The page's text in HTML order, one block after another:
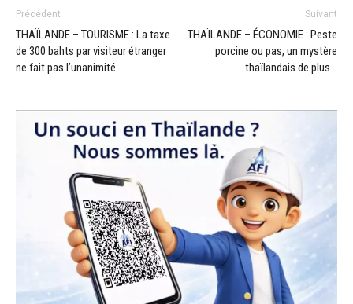
Précédent
THAÏLANDE – TOURISME : La taxe
de 300 bahts par visiteur étranger
ne fait pas l’unanimité
Suivant
THAÏLANDE – ÉCONOMIE : Peste
porcine ou pas, un mystère
thaïlandais de plus…